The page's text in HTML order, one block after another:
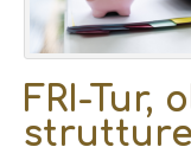
FRI-Tur,